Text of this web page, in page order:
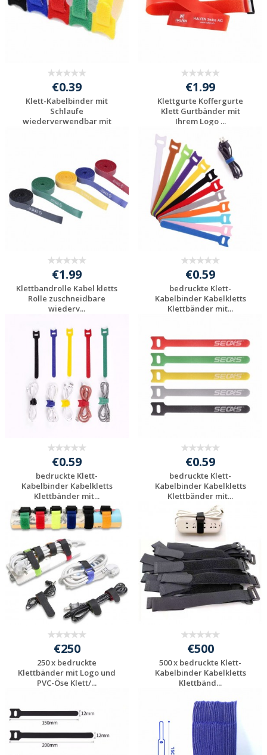
€0.39
Klett-Kabelbinder mit
Schlaufe
wiederverwendbar mit
€1.99
Klettgurte Koffergurte
Klett Gurtbänder mit
Ihrem Logo ...
Individuelle
Werbeartikel
anfragen
€1.99
Klettbandrolle Kabel kletts
Rolle zuschneidbare
wiederv...
Individuelle
Werbeartikel
anfragen
€0.59
bedruckte Klett-
Kabelbinder Kabelkletts
Klettbänder mit...
Werbeartikel
anfragen
€0.59
bedruckte Klett-
Kabelbinder Kabelkletts
Klettbänder mit...
Individuelle
Werbeartikel
anfragen
€0.59
bedruckte Klett-
Kabelbinder Kabelkletts
Klettbänder mit...
Individuelle
Werbeartikel
anfragen
€250
250 x bedruckte
Klettbänder mit Logo und
PVC-Öse Klett/...
Werbeartikel
anfragen
€500
500 x bedruckte Klett-
Kabelbinder Kabelkletts
Klettbänd...
Individuelle
Werbeartikel
anfragen